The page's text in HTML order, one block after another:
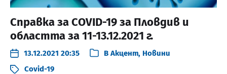
Справка за COVID-19 за Пловдив и
областта за 11-13.12.2021 г.
13.12.2021 20:35 В Акцент, Новини
Covid-19